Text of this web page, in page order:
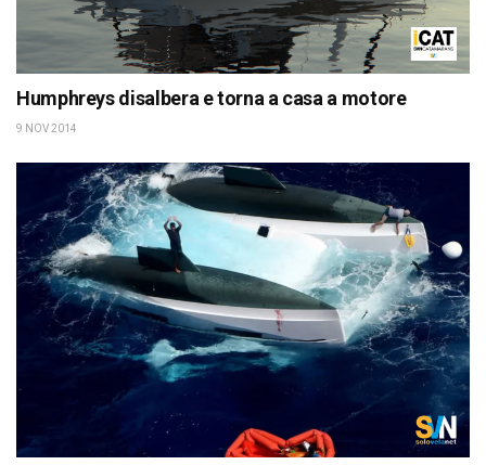
Humphreys disalbera e torna a casa a motore
9 NOV 2014